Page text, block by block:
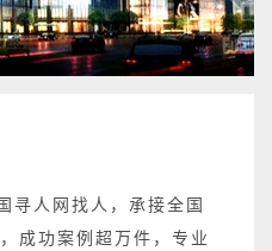
寻人网找人，承接全国
成功案例超万件，专业